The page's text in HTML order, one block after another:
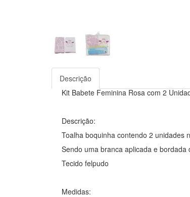
Descrição
Kit Babete Feminina Rosa com 2
Descrição:
Toalha boquinha contendo 2 unidades
Sendo uma branca aplicada e
Tecido felpudo
Medidas: